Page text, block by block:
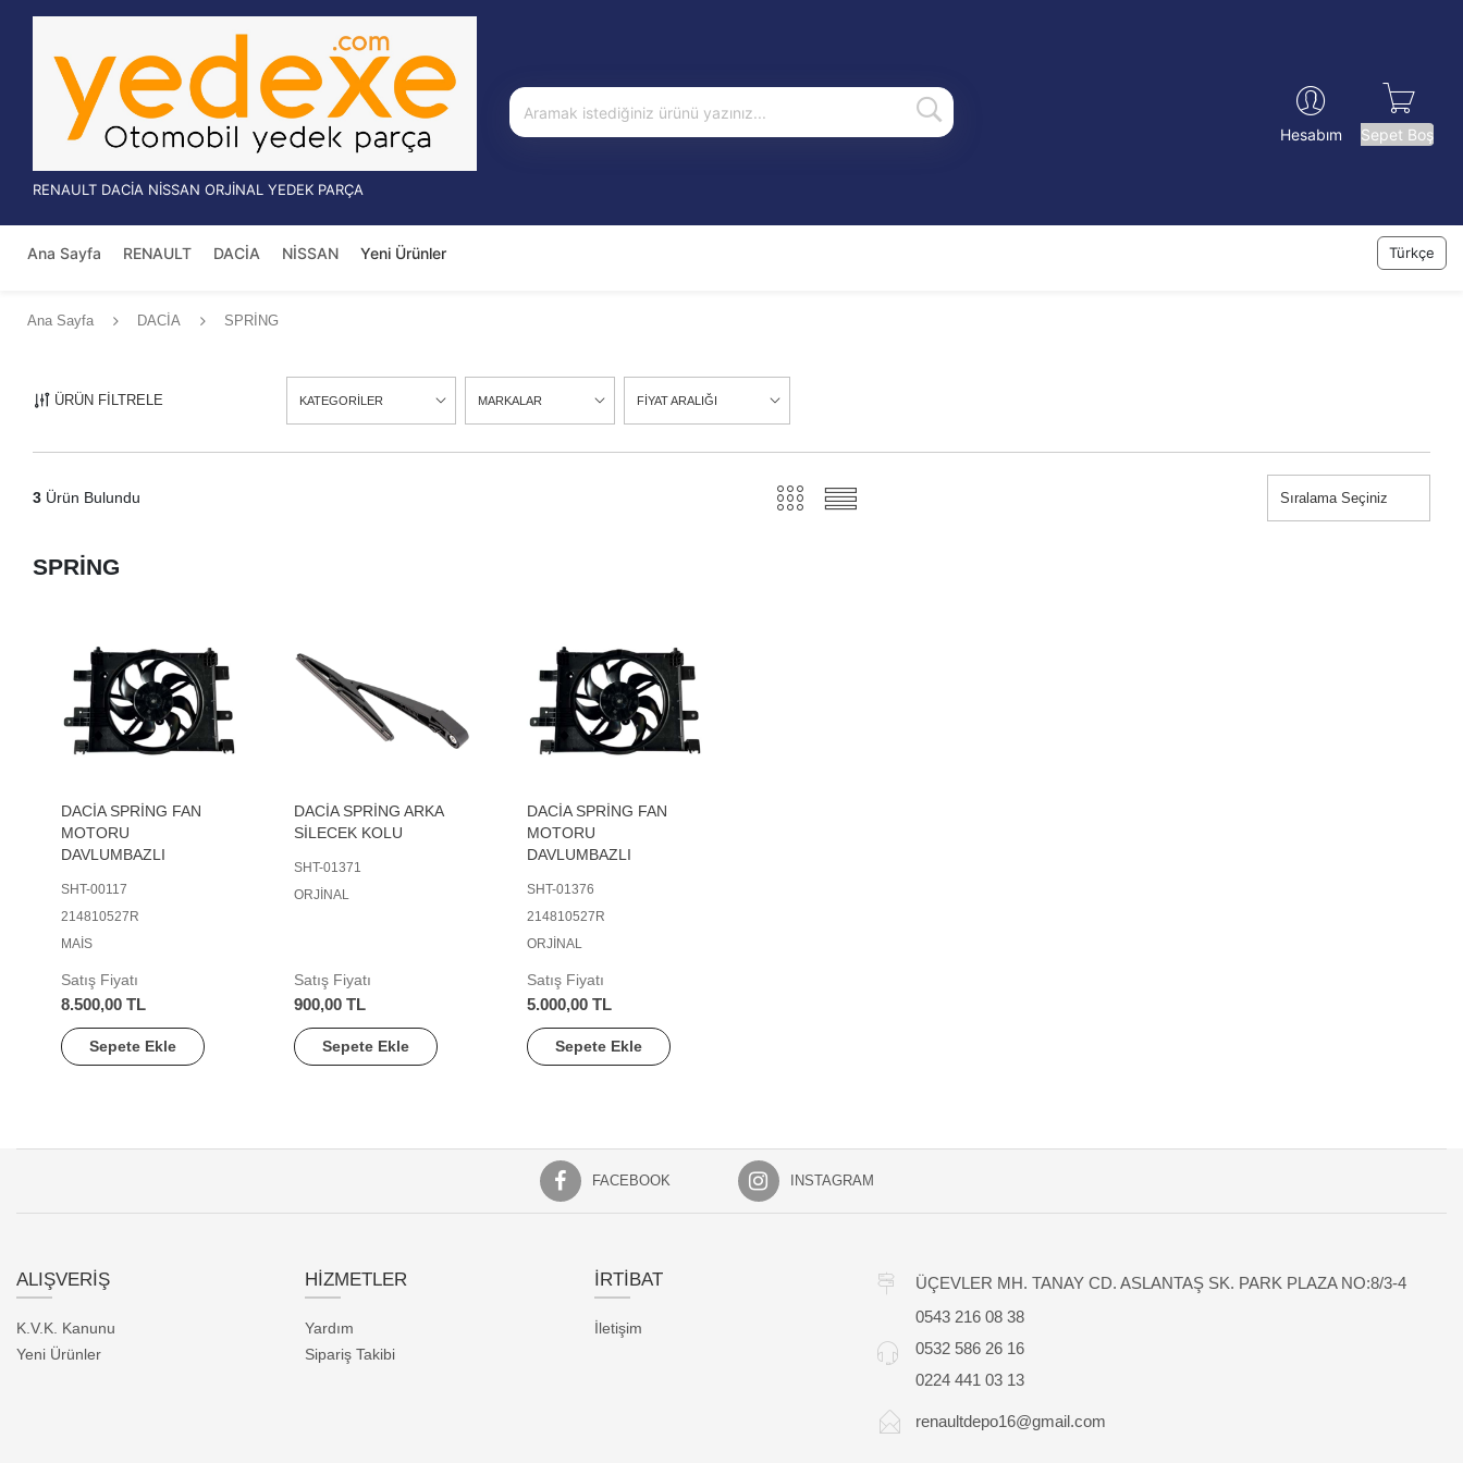
RENAULT DACİA NİSSAN ORJİNAL YEDEK PARÇA
Hesabım Sepet Boş
Ana Sayfa RENAULT DACİA NİSSAN Yeni Ürünler Türkçe
Ana Sayfa DACİA SPRİNG
ÜRÜN FİLTRELE KATEGORİLER MARKALAR FİYAT ARALIĞI
3 Ürün Bulundu
SPRİNG
DACİA SPRİNG FAN
MOTORU
DAVLUMBAZLI
SHT-00117
214810527R
MAİS
Satış Fiyatı
8.500,00 TL
Sepete Ekle
DACİA SPRİNG ARKA
SİLECEK KOLU
SHT-01371
ORJİNAL
Satış Fiyatı
900,00 TL
Sepete Ekle
DACİA SPRİNG FAN
MOTORU
DAVLUMBAZLI
SHT-01376
214810527R
ORJİNAL
Satış Fiyatı
5.000,00 TL
Sepete Ekle
FACEBOOK INSTAGRAM
ALIŞVERİŞ
K.V.K. Kanunu
Yeni Ürünler
HİZMETLER
Yardım
Sipariş Takibi
İRTİBAT
İletişim
ÜÇEVLER MH. TANAY CD. ASLANTAŞ SK. PARK PLAZA NO:8/3-4
0543 216 08 38
0532 586 26 16
0224 441 03 13
renaultdepo16@gmail.com